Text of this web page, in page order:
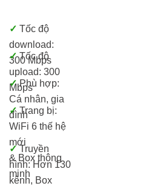
✓ Tốc độ
download:
300 Mbps
✓Tốc độ
upload: 300
Mbps
✓Phù hợp:
Cá nhân, gia
đình
✓Trang bị:
WiFi 6 thế hệ
mới
& Box thông
minh
✓Truyền
hình: Hơn 130
kênh, Box